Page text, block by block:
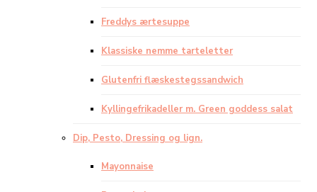
Freddys ærtesuppe
Klassiske nemme tarteletter
Glutenfri flæskestegssandwich
Kyllingefrikadeller m. Green goddess salat
Dip, Pesto, Dressing og lign.
Mayonnaise